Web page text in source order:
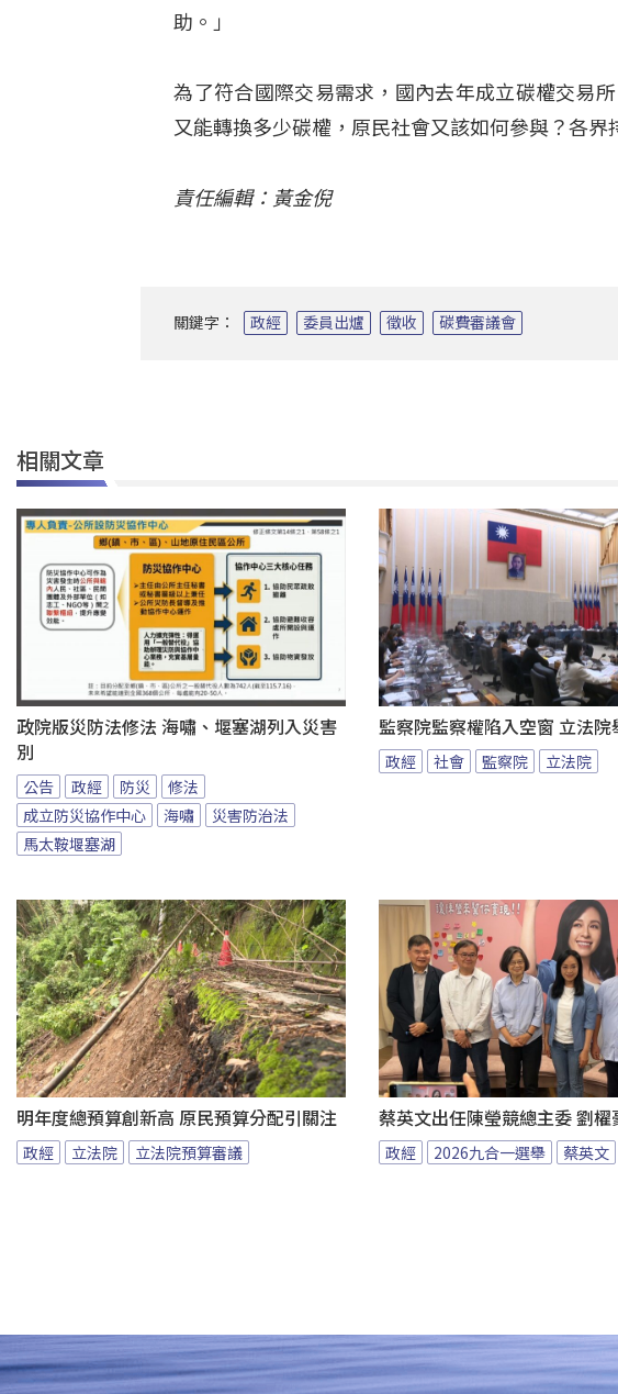
助。」
為了符合國際交易需求，國內去年成立碳權交易
又能轉換多少碳權，原民社會又該如何參與？各界
責任編輯：黃金倪
關鍵字： 政經 委員出爐 徵收 碳費審議會
相關文章
政院版災防法修法 海嘯、堰塞湖列入災害
別
公告 政經 防災
修法
成立防災協作中心
海嘯
災害防治法
馬太鞍堰塞湖
監察院監察權陷入空窗 立法院
政經 社會 監察院 立法院
明年度總預算創新高 原民預算分配引關注
政經 立法院 立法院預算審議
蔡英文出任陳瑩競總主委 劉櫂
政經 2026九合一選舉 蔡英文